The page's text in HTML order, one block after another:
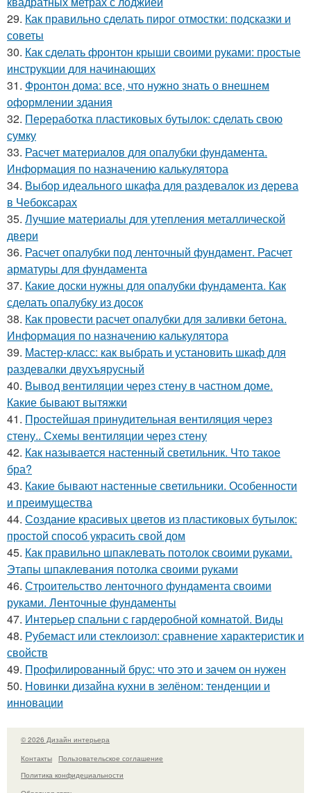
29. Как правильно сделать пирог отмостки: подсказки и
советы
30. Как сделать фронтон крыши своими руками: простые
инструкции для начинающих
31. Фронтон дома: все, что нужно знать о внешнем
оформлении здания
32. Переработка пластиковых бутылок: сделать свою
сумку
33. Расчет материалов для опалубки фундамента.
Информация по назначению калькулятора
34. Выбор идеального шкафа для раздевалок из дерева
в Чебоксарах
35. Лучшие материалы для утепления металлической
двери
36. Расчет опалубки под ленточный фундамент. Расчет
арматуры для фундамента
37. Какие доски нужны для опалубки фундамента. Как
сделать опалубку из досок
38. Как провести расчет опалубки для заливки бетона.
Информация по назначению калькулятора
39. Мастер-класс: как выбрать и установить шкаф для
раздевалки двухъярусный
40. Вывод вентиляции через стену в частном доме.
Какие бывают вытяжки
41. Простейшая принудительная вентиляция через
стену.. Схемы вентиляции через стену
42. Как называется настенный светильник. Что такое
бра?
43. Какие бывают настенные светильники. Особенности
и преимущества
44. Создание красивых цветов из пластиковых бутылок:
простой способ украсить свой дом
45. Как правильно шпаклевать потолок своими руками.
Этапы шпаклевания потолка своими руками
46. Строительство ленточного фундамента своими
руками. Ленточные фундаменты
47. Интерьер спальни с гардеробной комнатой. Виды
48. Рубемаст или стеклоизол: сравнение характеристик и
свойств
49. Профилированный брус: что это и зачем он нужен
50. Новинки дизайна кухни в зелёном: тенденции и
инновации
© 2026 Дизайн интерьера
Контакты
Пользовательское соглашение
Политика конфидециальности